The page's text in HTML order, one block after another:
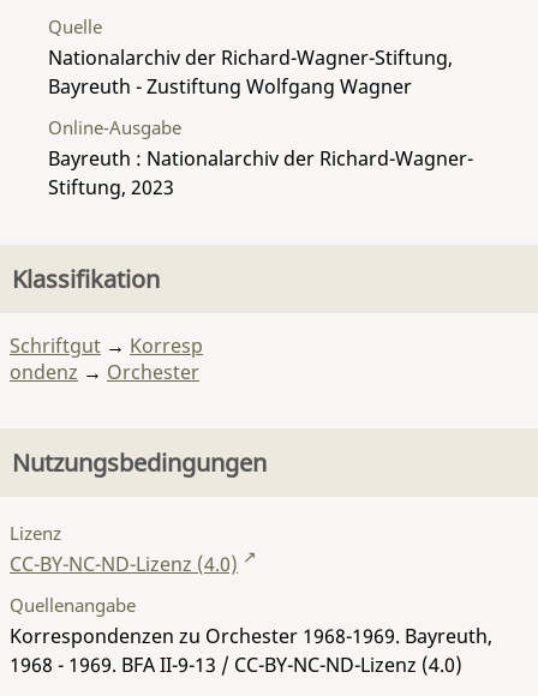
Quelle
Nationalarchiv der Richard-Wagner-Stiftung,
Bayreuth - Zustiftung Wolfgang Wagner
Online-Ausgabe
Bayreuth : Nationalarchiv der Richard-Wagner-
Stiftung, 2023
Klassifikation
Schriftgut → Korresp
ondenz → Orchester
Nutzungsbedingungen
Lizenz
CC-BY-NC-ND-Lizenz (4.0)
Quellenangabe
Korrespondenzen zu Orchester 1968-1969. Bayreuth,
1968 - 1969. BFA II-9-13 / CC-BY-NC-ND-Lizenz (4.0)